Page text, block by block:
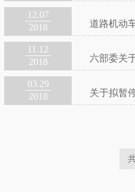
12.07
2018
道路机动
11.12
2018
六部委关
03.29
2018
关于拟暂